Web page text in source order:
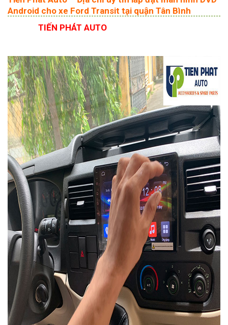
Android cho xe Ford Transit tại quận Tân Bình
TIẾN PHÁT AUTO